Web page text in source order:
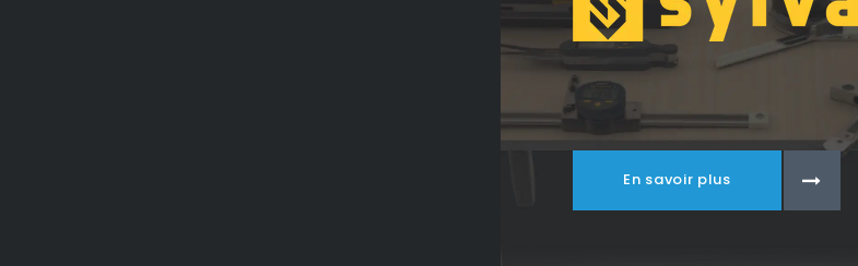
En savoir plus